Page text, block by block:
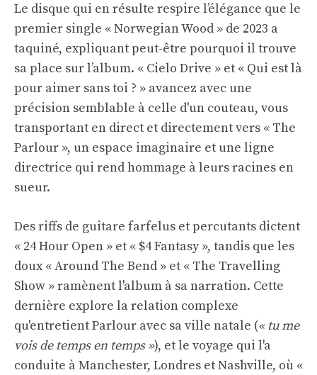
Le disque qui en résulte respire l’élégance que le
premier single « Norwegian Wood » de 2023 a
taquiné, expliquant peut-être pourquoi il trouve
sa place sur l’album. « Cielo Drive » et « Qui est là
pour aimer sans toi ? » avancez avec une
précision semblable à celle d'un couteau, vous
transportant en direct et directement vers « The
Parlour », un espace imaginaire et une ligne
directrice qui rend hommage à leurs racines en
sueur.
Des riffs de guitare farfelus et percutants dictent
« 24 Hour Open » et « $4 Fantasy », tandis que les
doux « Around The Bend » et « The Travelling
Show » ramènent l'album à sa narration. Cette
dernière explore la relation complexe
qu'entretient Parlour avec sa ville natale (« tu me
vois de temps en temps »), et le voyage qui l'a
conduite à Manchester, Londres et Nashville, où «